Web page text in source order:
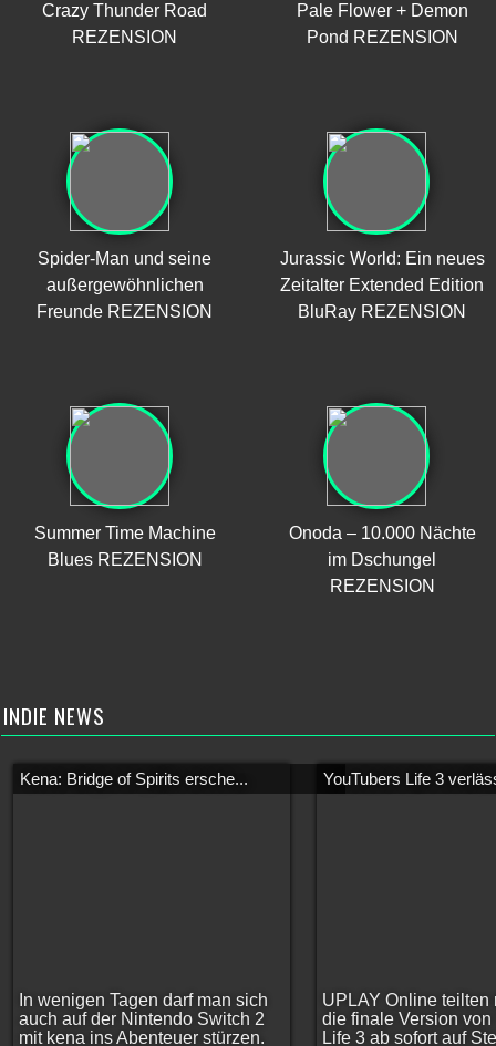
Crazy Thunder Road
REZENSION
Pale Flower + Demon
Pond REZENSION
Spider-Man und seine
außergewöhnlichen
Freunde REZENSION
Jurassic World: Ein neues
Zeitalter Extended Edition
BluRay REZENSION
Summer Time Machine
Blues REZENSION
Onoda – 10.000 Nächte
im Dschungel
REZENSION
INDIE NEWS
Kena: Bridge of Spirits ersche...
In wenigen Tagen darf man sich
auch auf der Nintendo Switch 2
mit kena ins Abenteuer stürzen.
YouTubers Life 3
UPLAY Online teilten
die finale Version von
Life 3 ab sofort auf